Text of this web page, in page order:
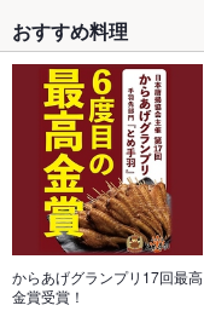
おすすめ料理
からあげグランプリ17回最高
金賞受賞！